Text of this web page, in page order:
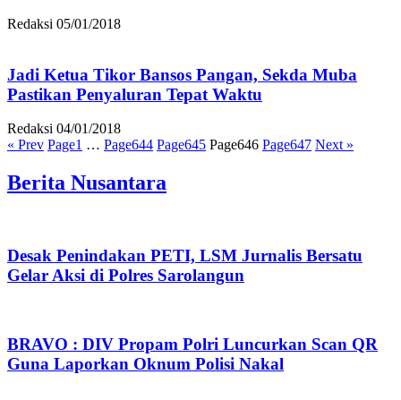
Redaksi 05/01/2018
Jadi Ketua Tikor Bansos Pangan, Sekda Muba
Pastikan Penyaluran Tepat Waktu
Redaksi 04/01/2018
« Prev Page1 … Page644 Page645 Page646 Page647 Next »
Berita Nusantara
Desak Penindakan PETI, LSM Jurnalis Bersatu
Gelar Aksi di Polres Sarolangun
BRAVO : DIV Propam Polri Luncurkan Scan QR
Guna Laporkan Oknum Polisi Nakal